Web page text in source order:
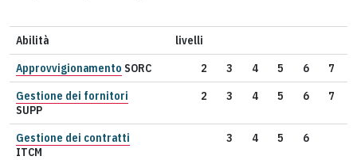
Abilità
livelli
Approvvigionamento SORC 2 3 4 5 6
7
Gestione dei fornitori
SUPP
2 3 4 5 6 7
Gestione dei contratti
ITCM
3 4 5 6